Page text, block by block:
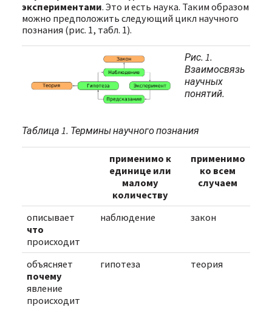
экспериментами. Это и есть наука. Таким образом
можно предположить следующий цикл научного
познания (рис. 1, табл. 1).
Рис. 1.
Взаимосвязь
научных
понятий.
Таблица 1. Термины научного познания
применимо к
единице или
малому
количеству
применимо
ко всем
случаем
описывает
что
происходит
наблюдение закон
объясняет
почему
явление
происходит
гипотеза теория